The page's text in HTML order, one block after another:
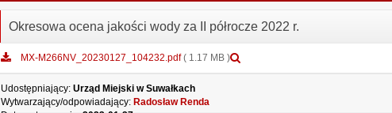
Okresowa ocena jakości wody za II półrocze 2022 r.
MX-M266NV_20230127_104232.pdf ( 1.17 MB )
załącznika
Udostępniający: Urząd Miejski w Suwałkach
Wytwarzający/odpowiadający: Radosław Renda